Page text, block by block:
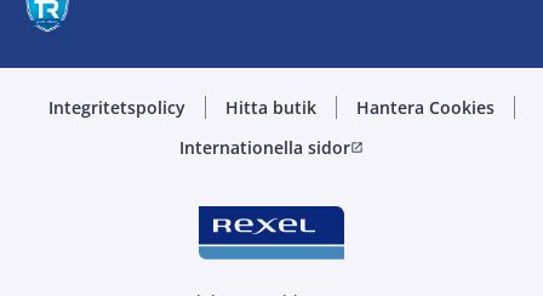
Integritetspolicy Hitta butik
Hantera Cookies
Internationella sidoropen_in_new